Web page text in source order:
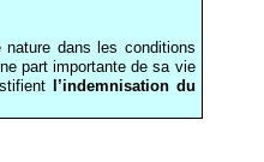
dans les conditions
part importante de sa vie
l’indemnisation du